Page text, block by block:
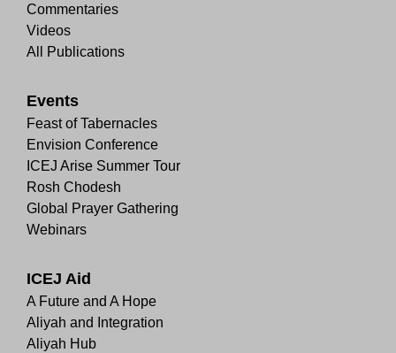
Commentaries
Videos
All Publications
Events
Feast of Tabernacles
Envision Conference
ICEJ Arise Summer Tour
Rosh Chodesh
Global Prayer Gathering
Webinars
ICEJ Aid
A Future and A Hope
Aliyah and Integration
Aliyah Hub